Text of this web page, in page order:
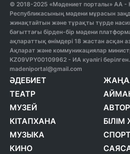
© 2018-2025 «Мәдениет порталы» АА -
Республикасының мәдени мұрасын
жинақтайтын және тұрақты түрде
бағыттағы бірден-бір мәдени
ақпараттық өнімдері 18 жастан асқан
Ақпарат және коммуникациялар
KZ09VPY00109962 - ИА куәлігі
madeniportal@gmail.com
ӘДЕБИЕТ
ТЕАТР
МУЗЕЙ
КІТАПХАНА
МУЗЫКА
КИНО
СПОРТ